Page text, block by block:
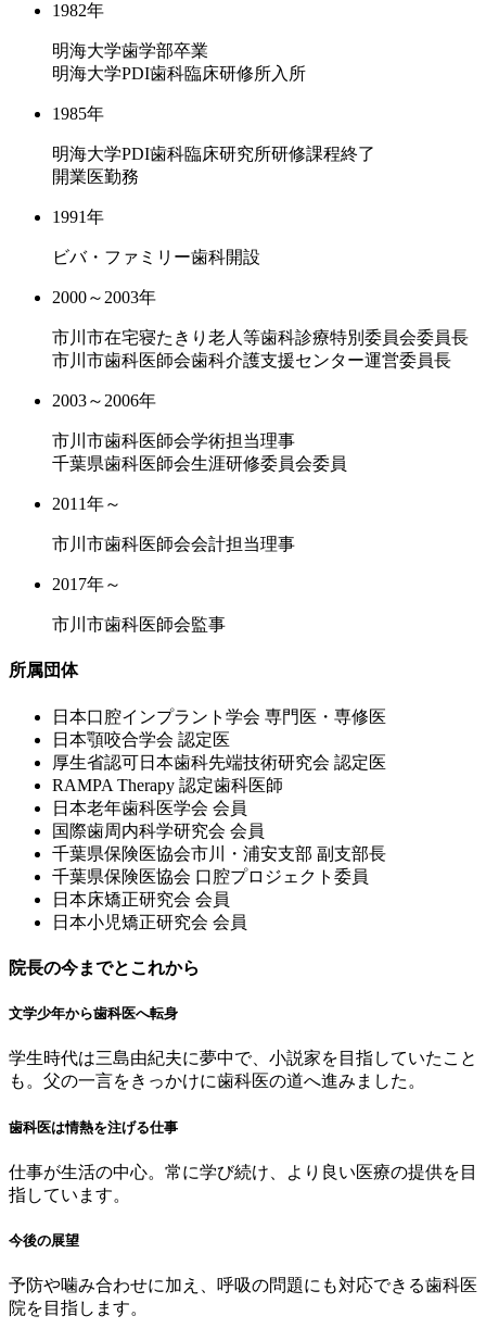
1982年
明海大学歯学部卒業
明海大学PDI歯科臨床研修所入所
1985年
明海大学PDI歯科臨床研究所研修課程終了
開業医勤務
1991年
ビバ・ファミリー歯科開設
2000～2003年
市川市在宅寝たきり老人等歯科診療特別委員会委員長
市川市歯科医師会歯科介護支援センター運営委員長
2003～2006年
市川市歯科医師会学術担当理事
千葉県歯科医師会生涯研修委員会委員
2011年～
市川市歯科医師会会計担当理事
2017年～
市川市歯科医師会監事
所属団体
⽇本⼝腔インプラント学会 専⾨医・専修医
⽇本顎咬合学会 認定医
厚⽣省認可⽇本⻭科先端技術研究会 認定医
RAMPA Therapy 認定⻭科医師
⽇本⽼年⻭科医学会 会員
国際⻭周内科学研究会 会員
千葉県保険医協会市川・浦安⽀部 副⽀部⻑
千葉県保険医協会 ⼝腔プロジェクト委員
⽇本床矯正研究会 会員
⽇本⼩児矯正研究会 会員
院長の今までとこれから
文学少年から歯科医へ転身
学生時代は三島由紀夫に夢中で、小説家を目指していたこと
も。父の一言をきっかけに歯科医の道へ進みました。
歯科医は情熱を注げる仕事
仕事が生活の中心。常に学び続け、より良い医療の提供を目
指しています。
今後の展望
予防や噛み合わせに加え、呼吸の問題にも対応できる歯科医
院を目指します。